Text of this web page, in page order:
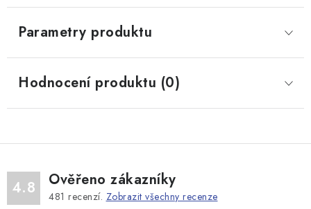
Parametry produktu
Hodnocení produktu (0)
4.8 Ověřeno zákazníky
481 recenzí. Zobrazit všechny recenze